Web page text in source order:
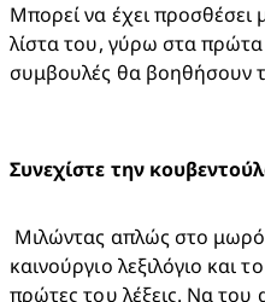
Μπορεί να έχει προσθέσει
λίστα του, γύρω στα πρώτα
συμβουλές θα βοηθήσουν
καινούργιο λεξιλόγιο και
πρώτες του λέξεις. Να